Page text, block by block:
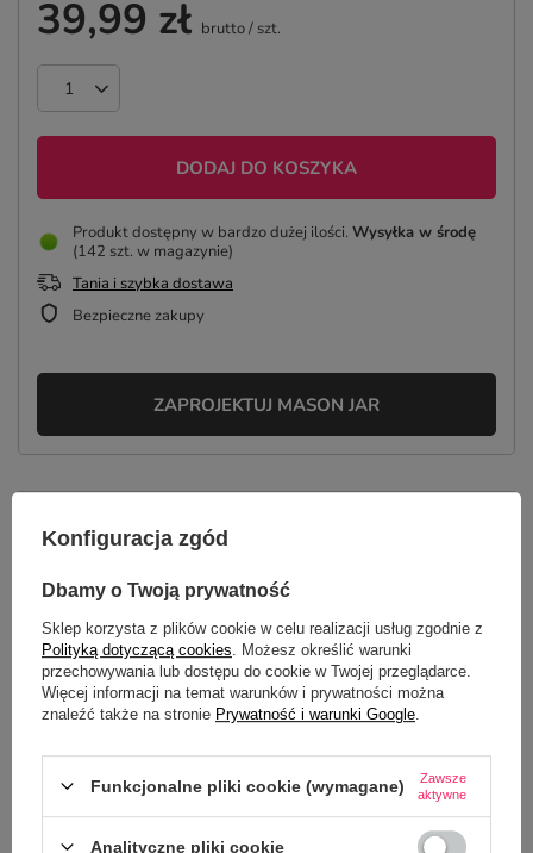
39,99 zł brutto/ szt.
DODAJ DO KOSZYKA
Produkt dostępny w bardzo dużej ilości Wysyłka w środę
(142 szt. w magazynie)
Tania i szybka dostawa
Bezpieczne zakupy
ZAPROJEKTUJ MASON JAR
GŁÓWNE PARAMETRY
OPINIE (0)
Potrzebujesz pomocy? Masz pytania?
odpowiedzi publikując dla innych.
ZADAJ PYTANIE
Konfiguracja zgód
Dbamy o Twoją prywatność
Sklep korzysta z plików cookie w celu realizacji usług zgodnie z
Polityką dotyczącą cookies . Możesz określić warunki
przechowywania lub dostępu do cookie w Twojej przeglądarce.
Więcej informacji na temat warunków i prywatności można
znaleźć także na stronie Prywatność i warunki Google
Funkcjonalne pliki cookie (wymagane)
Zawsze
aktywne
Analityczne pliki cookie